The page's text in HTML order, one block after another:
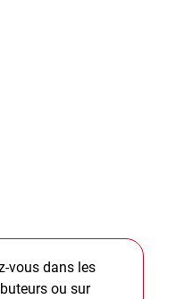
vous dans les
ou sur